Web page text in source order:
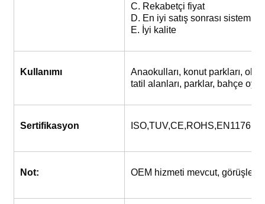
C. Rekabetçi fiyat
D. En iyi satış sonrası sistem
E. İyi kalite
Kullanımı
Anaokulları, konut parkları,
tatil alanları, parklar, bahçe
Sertifikasyon
Not: OEM hizmeti mevcut,